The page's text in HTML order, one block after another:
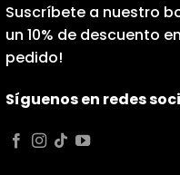
Suscríbete a nuestro
un 10% de descuento
pedido!
Síguenos en redes